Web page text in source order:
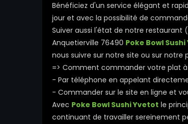
Bénéficiez d'un service élégant et
jour et avec la possibilité de
Suiver aussi l'état de notre restaurant
Anquetierville 76490 Poke Bowl
nous suivre sur notre site ou sur notre
=> Comment commander votre plat
- Par téléphone en appelant
- Commander sur le site en ligne et
Avec Poke Bowl Sushi Yvetot le
continuant de travailler sereinement